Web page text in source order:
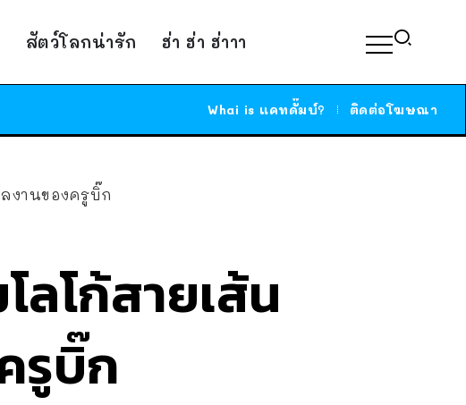
สัตว์โลกน่ารัก ฮ่า ฮ่า ฮ่าาา
Whai is แคทดั๊มบ์? ติดต่อโฆษณา
งานของครูบิ๊ก
ลโก้สายเส้น
รูบิ๊ก